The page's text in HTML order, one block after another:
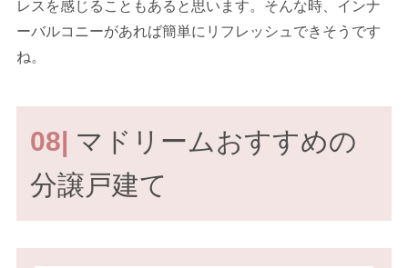
レスを感じることもあると思います。そんな時、インナ
ーバルコニーがあれば簡単にリフレッシュできそうです
ね。
08| マドリームおすすめの
分譲戸建て